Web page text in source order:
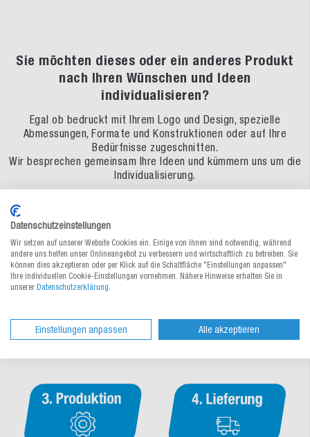
Sie möchten dieses oder ein anderes Produkt
nach Ihren Wünschen und Ideen
individualisieren?
Egal ob bedruckt mit Ihrem Logo und Design, spezielle
Abmessungen, Formate und Konstruktionen oder auf Ihre
Bedürfnisse zugeschnitten.
Wir besprechen gemeinsam Ihre Ideen und kümmern uns um die
Individualisierung.
Datenschutzeinstellungen
Wir setzen auf unserer Website Cookies ein. Einige von ihnen sind notwendig, während
andere uns helfen unser Onlineangebot zu verbessern und wirtschaftlich zu betreiben. Sie
können dies akzeptieren oder per Klick auf die Schaltfläche "Einstellungen anpassen"
Ihre individuellen Cookie-Einstellungen vornehmen. Nähere Hinweise erhalten Sie in
unserer Datenschutzerklärung
Einstellungen anpassen Alle akzeptieren